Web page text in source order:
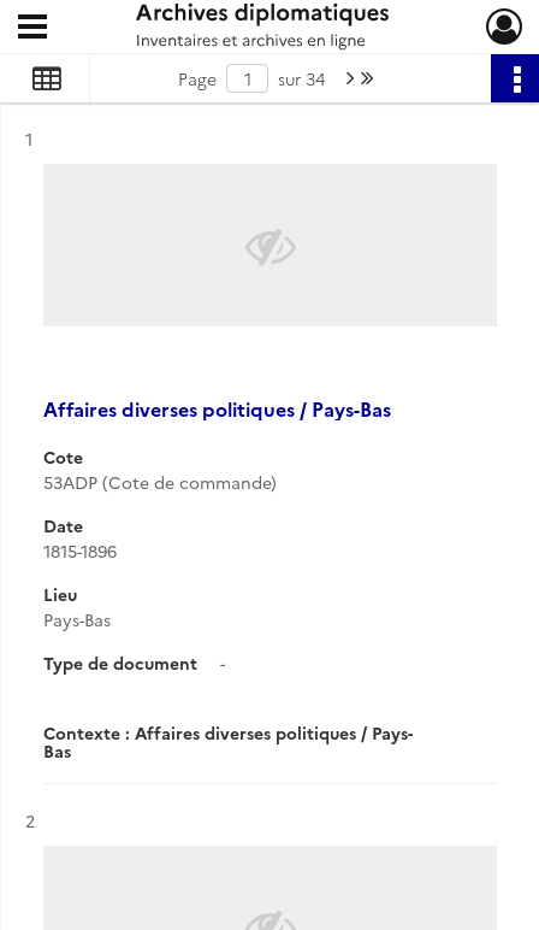
Archives diplomatiques
Ouvrir le menu déroulant
Page sur 34 Page suivante : 1/34
Résultat n°
1
Affaires diverses politiques / Pays-Bas
Cote
53ADP (Cote de commande)
Date
1815-1896
Lieu
Pays-Bas
Type de document
-
Contexte : Affaires diverses politiques / Pays-
Bas
Résultat n°
2